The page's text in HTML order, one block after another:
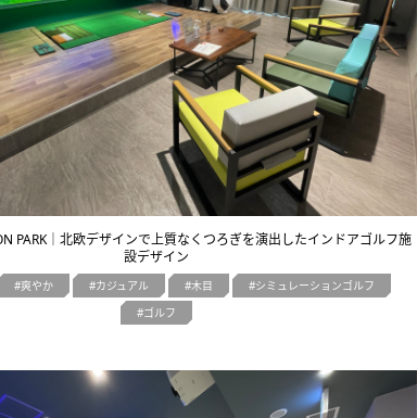
PARK｜北欧デザインで上質なくつろぎを演出したインドアゴルフ施
設デザイン
爽やか カジュアル 木目
シミュレーションゴルフ
ゴルフ